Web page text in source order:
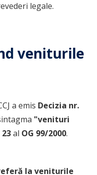
legale.
veniturile
a emis Decizia nr.
"venituri
al OG 99/2000.
la veniturile